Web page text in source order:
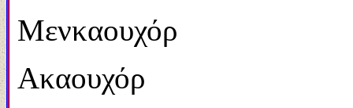
Μενκαουχόρ
Ακαουχόρ